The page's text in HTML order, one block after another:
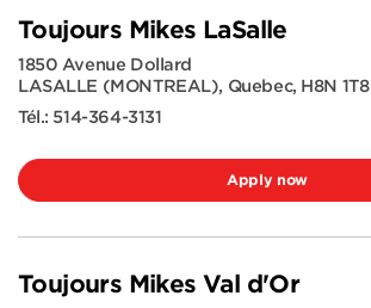
Toujours Mikes LaSalle
1850 Avenue Dollard
LASALLE (MONTREAL), Quebec, H8N 1T8
Tél.: 514-364-3131
Apply now
Toujours Mikes Val d'Or